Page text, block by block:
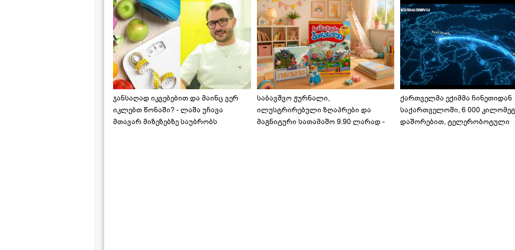
ჯანსაღად იკვებებით და მაინც ვერ
იკლებთ წონაში? - ლაშა უჩავა
მთავარ მიზეზებზე საუბრობს
საბავშვო ჟურნალი,
ილუსტრირებული ზღაპრები და
მაგნიტური სათამაშო 9.90 ლარად -
ქართველმა ექიმმა ჩინეთიდან
საქართველოში, 6 000
დაშორებით, ტელერობოტული